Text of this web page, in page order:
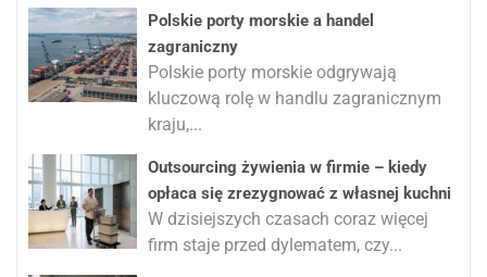
Polskie porty morskie a handel
zagraniczny
Polskie porty morskie odgrywają
kluczową rolę w handlu zagranicznym
kraju,...
Outsourcing żywienia w firmie – kiedy
opłaca się zrezygnować z własnej kuchni
W dzisiejszych czasach coraz więcej
firm staje przed dylematem, czy...